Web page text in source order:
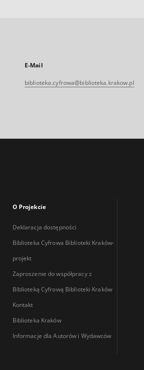
E-Mail
biblioteka.cyfrowa@biblioteka.krakow.pl
O Projekcie
Deklaracja dostępności
Biblioteka Cyfrowa Biblioteki Kraków-
projekt
Zaproszenie do współpracy z
Biblioteką Cyfrową Biblioteki Kraków
Kontakt
Biblioteka Kraków
Informacje dla Autorów i Wydawców